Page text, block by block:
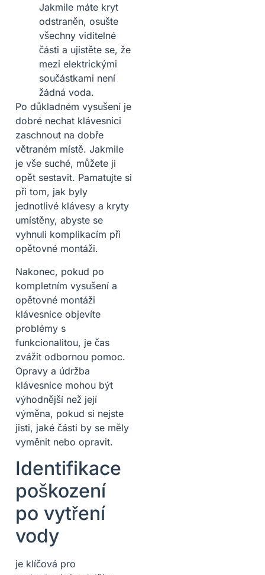
Jakmile máte kryt
odstraněn, osušte
všechny viditelné
části a ujistěte se, že
mezi elektrickými
součástkami není
žádná voda.
Po důkladném vysušení je
dobré nechat klávesnici
zaschnout na dobře
větraném místě. Jakmile
je vše suché, můžete ji
opět sestavit. Pamatujte si
při tom, jak byly
jednotlivé klávesy a kryty
umístěny, abyste se
vyhnuli komplikacím při
opětovné montáži.
Nakonec, pokud po
kompletním vysušení a
opětovné montáži
klávesnice objevíte
problémy s
funkcionalitou, je čas
zvážit odbornou pomoc.
Opravy a údržba
klávesnice mohou být
výhodnější než její
výměna, pokud si nejste
jisti, jaké části by se měly
vyměnit nebo opravit.
Identifikace
poškození
po vytření
vody
je klíčová pro